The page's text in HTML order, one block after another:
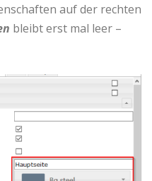
auf der rechten
bleibt erst mal leer –